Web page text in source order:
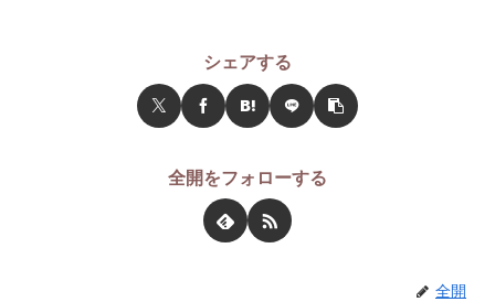
シェアする
全開をフォローする
全開